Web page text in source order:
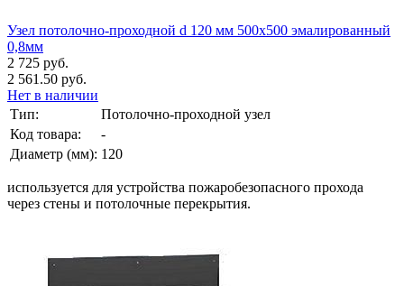
Узел потолочно-проходной d 120 мм 500х500 эмалированный
0,8мм
2 725 руб.
2 561.50 руб.
Нет в наличии
Тип:
Потолочно-проходной узел
Код товара:
-
Диаметр (мм): 120
используется для устройства пожаробезопасного прохода
через стены и потолочные перекрытия.